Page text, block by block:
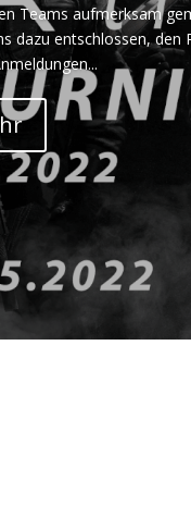
Teams aufmerksam
dazu entschlossen, den